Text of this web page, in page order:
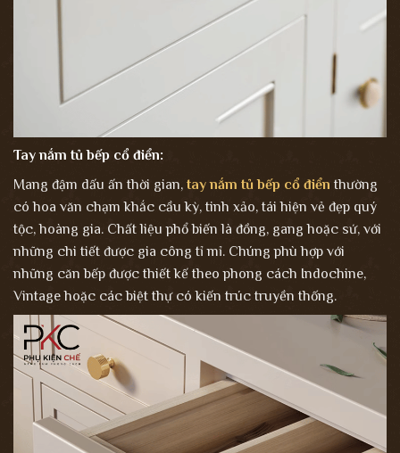
Tay nắm tủ bếp cổ điển:
Mang đậm dấu ấn thời gian, tay nắm tủ bếp cổ điển thường
có hoa văn chạm khắc cầu kỳ, tinh xảo, tái hiện vẻ đẹp quý
tộc, hoàng gia. Chất liệu phổ biến là đồng, gang hoặc sứ, với
những chi tiết được gia công tỉ mỉ. Chúng phù hợp với
những căn bếp được thiết kế theo phong cách Indochine,
Vintage hoặc các biệt thự có kiến trúc truyền thống.